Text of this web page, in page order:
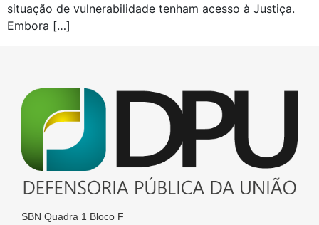
situação de vulnerabilidade tenham acesso à Justiça.
Embora […]
SBN Quadra 1 Bloco F